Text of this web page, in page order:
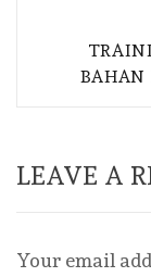
BAHAN
LEAVE A
Your email